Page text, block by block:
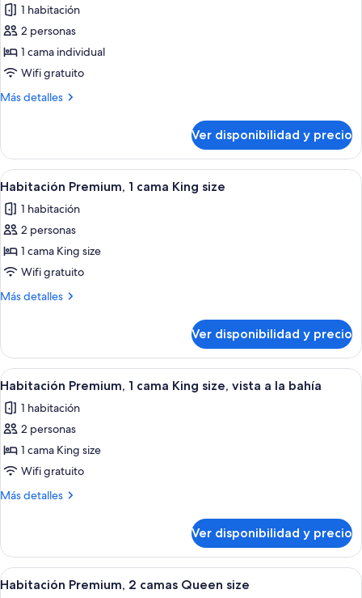
las
fotos
de
Habitación
(Essential)
1 habitación
2 personas
1 cama individual
Wifi gratuito
Más detalles
Más
(Essential)
Ver disponibilidad y precio
Ver
todas
las
fotos
de
Habitación
Premium,
King
size
Un sillón rojo con un cojín blanco,
12
Habitación Premium, 1 cama King size
1 habitación
2 personas
1 cama King size
Wifi gratuito
Más detalles
Más
Premium,
cama
size
Ver disponibilidad y precio
Ver
todas
las
fotos
de
Habitación
Premium,
King
size,
vista
Un sillón rojo con un cojín blanco,
13
Habitación Premium, 1 cama King size, vista a la bahía
1 habitación
2 personas
1 cama King size
Wifi gratuito
Más detalles
Más
Premium,
cama
Ver disponibilidad y precio
Ver
Un tocadiscos con un disco de
11
Habitación Premium, 2 camas Queen size